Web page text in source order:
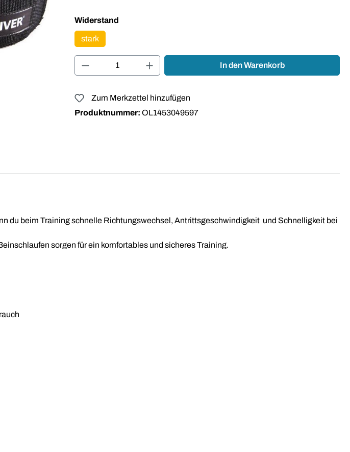
Widerstand
stark
Produkt Anzahl: Gib den gewünschten Wert ein
In den Warenkorb
Zum Merkzettel hinzufügen
Produktnummer: OL1453049597
du beim Training schnelle Richtungswechsel, Antrittsgeschwindigkeit und Schnelligkeit bei
sorgen für ein komfortables und sicheres Training.